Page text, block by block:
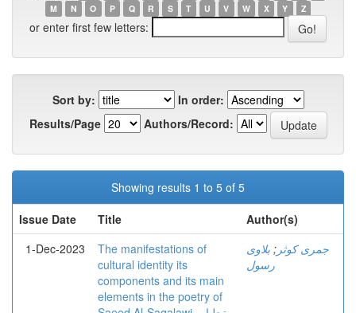
M
N O P Q R S T U V W X Y Z
or enter first few letters:
Sort by:
In order:
Results/Page
Authors/Record:
Showing results 1 to 5 of 5
Issue Date
Title
Author(s)
1-Dec-2023
The manifestations of
cultural identity its
components and its main
elements in the poetry of
جمری کوثر ; بلاوی
رسول